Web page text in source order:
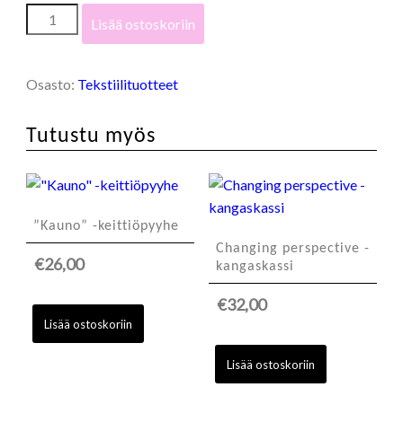
"Kukkiva"
-
määrä
Lisää ostoskoriin
Osasto: Tekstiilituotteet
Tutustu myös
”Kauno” -keittiöpyyhe
€26,00
Lisää ostoskoriin
Changing perspective -
kangaskassi
€32,00
Lisää ostoskoriin